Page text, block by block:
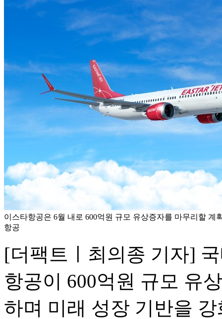
이스타항공은 6월 내로 600억원 규모 유상증자를 마무리할 계
항공
[더팩트ㅣ최의종 기자]
항공이 600억원 규모 유
하며 미래 성장 기반을